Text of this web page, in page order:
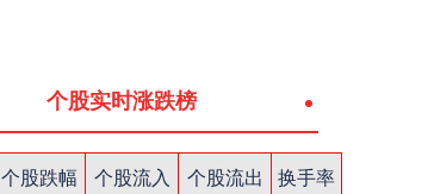
个股实时涨跌榜
个股跌幅 个股流入 个股流出
换手率